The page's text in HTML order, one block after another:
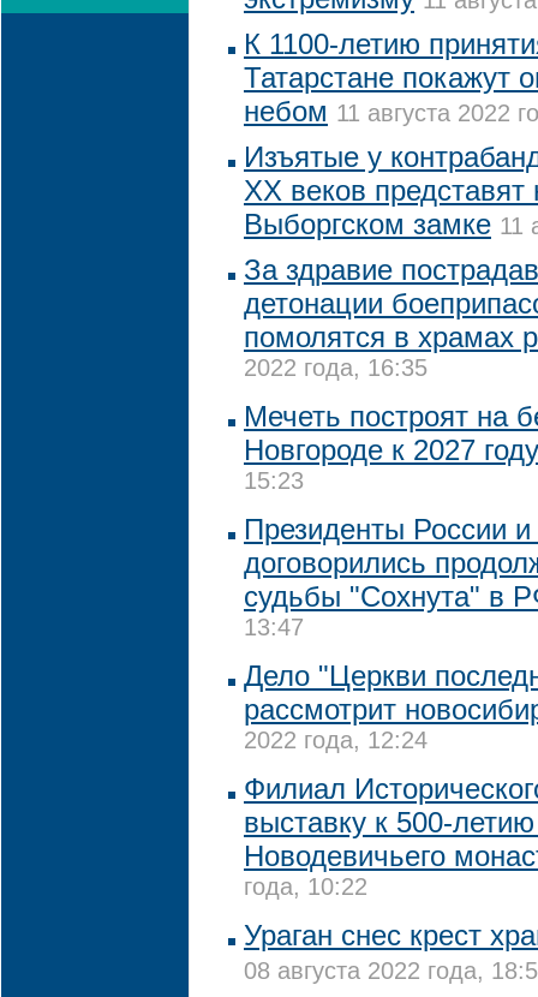
К 1100-летию
Татарстане покажут
небом 11 августа 2022
Изъятые у
XX веков
Выборгском замке 11
За здравие
детонации
помолятся в храмах
2022 года, 16:35
Мечеть построят на
Новгороде к 2027 году
15:23
Президенты России
договорились
судьбы "Сохнута" в
13:47
Дело "Церкви
рассмотрит
2022 года, 12:24
Филиал
выставку к 500-
Новодевичьего
года, 10:22
Ураган снес крест
08 августа 2022 года,